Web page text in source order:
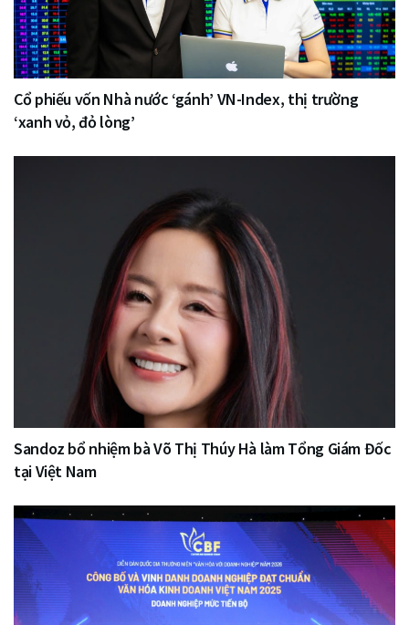
Cổ phiếu vốn Nhà nước ‘gánh’ VN-Index, thị trường
‘xanh vỏ, đỏ lòng’
Sandoz bổ nhiệm bà Võ Thị Thúy Hà làm Tổng Giám Đốc
tại Việt Nam